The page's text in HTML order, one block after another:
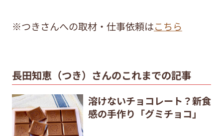
※つきさんへの取材・仕事依頼はこちら
長田知恵（つき）さんのこれまでの記事
溶けないチョコレート？新食
感の手作り「グミチョコ」